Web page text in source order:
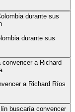
durante sus
a Richard Ríos